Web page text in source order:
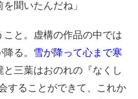
聞いたんだね」
と。虚構の作品の中では
る。 雪が降って心まで寒
と三葉はおのれの『なくし
することができて、これか